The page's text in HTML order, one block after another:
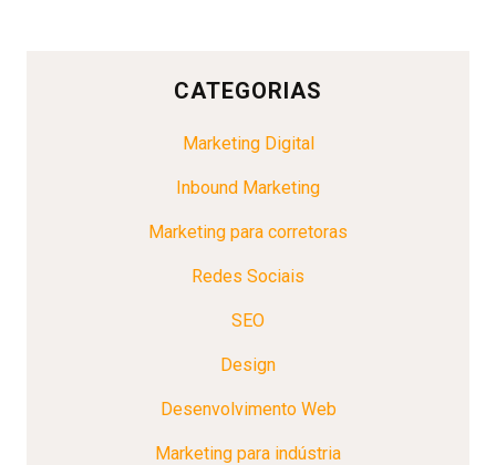
CATEGORIAS
Marketing Digital
Inbound Marketing
Marketing para corretoras
Redes Sociais
SEO
Design
Desenvolvimento Web
Marketing para indústria